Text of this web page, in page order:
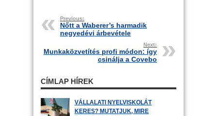
Previous:
Nőtt a Waberer’s harmadik
negyedévi árbevétele
Next:
Munkaközvetítés profi módon: így
csinálja a Covebo
CÍMLAP HÍREK
VÁLLALATI NYELVISKOLÁT
KERES? MUTATJUK, MIRE